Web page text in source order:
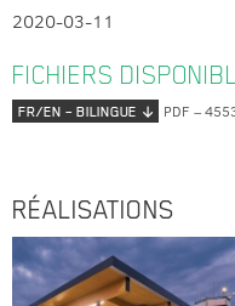
2020-03-11
FICHIERS
FR/EN – BILINGUE PDF –
RÉALISATIONS